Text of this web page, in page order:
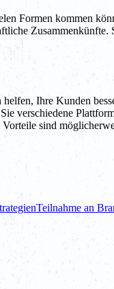
Formen kommen
Ihre Kunden
verschiedene
sind
Teilnahme an